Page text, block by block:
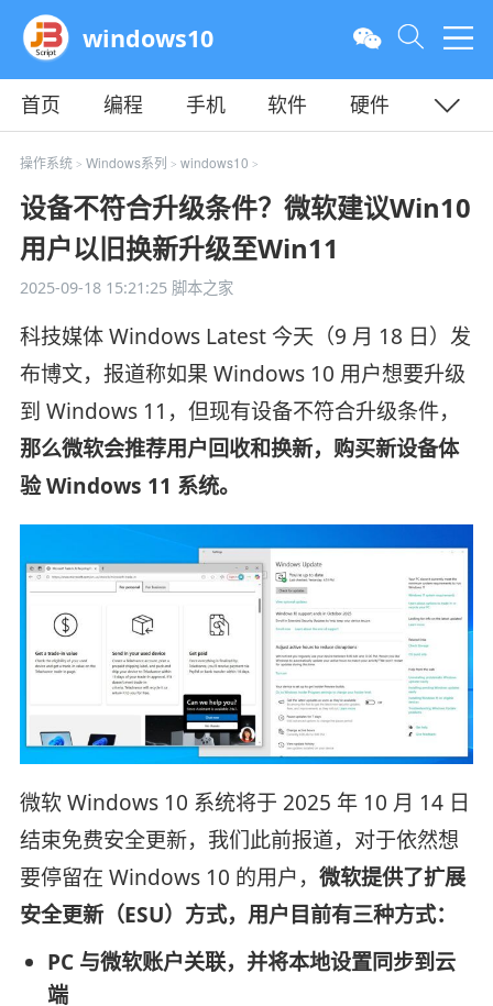
windows10
首页 编程 手机 软件
硬件
教程
平面 服务器
操作系统> Windows系列 > windows10 >
设备不符合升级条件？微软建议Win10
用户以旧换新升级至Win11
2025-09-18 15:21:25脚本之家
科技媒体 Windows Latest 今天（9 月 18 日）发
布博文，报道称如果 Windows 10 用户想要升级
到 Windows 11，但现有设备不符合升级条件，
那么微软会推荐用户回收和换新，购买新设备体
验 Windows 11 系统。
微软 Windows 10 系统将于 2025 年 10 月 14 日
结束免费安全更新，我们此前报道，对于依然想
要停留在 Windows 10 的用户， 微软提供了扩展
安全更新（ESU）方式，用户目前有三种方式：
PC 与微软账户关联，并将本地设置同步到云
端